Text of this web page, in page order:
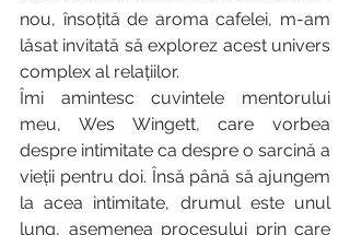
nou, însoțită de aroma cafelei, m-am
lăsat invitată să explorez acest univers
complex al relațiilor.
Îmi amintesc cuvintele mentorului
meu, Wes Wingett, care vorbea
despre intimitate ca despre o sarcină a
vieții pentru doi. Însă până să ajungem
la acea intimitate, drumul este unul
lung, asemenea procesului prin care